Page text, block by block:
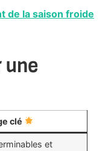
de la saison froide
clé
et